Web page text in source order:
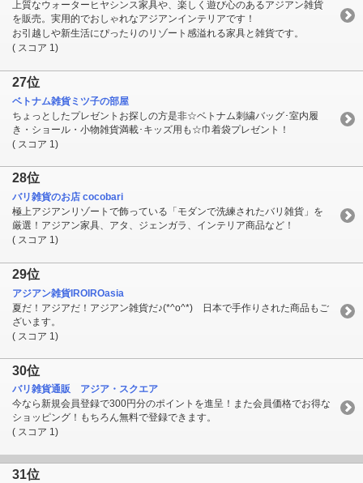
上質なウォーターヒヤシンス家具や、楽しく遊び心のあるアジアン雑貨
を販売。実用的でおしゃれなアジアンインテリアです！
お引越しや新生活にぴったりのリゾート感溢れる家具と雑貨です。
( スコア 1)
27位
ベトナム雑貨ミツ子の部屋
ちょっとしたプレゼントお探しの方是非☆ベトナム刺繍バッグ･室内履
き・ショール・小物雑貨満載･キッズ用も☆巾着袋プレゼント！
( スコア 1)
28位
バリ雑貨のお店 cocobari
極上アジアンリゾートで飾っている「モダンで洗練されたバリ雑貨」を
厳選！アジアン家具、アタ、ジェンガラ、インテリア商品など！
( スコア 1)
29位
アジアン雑貨IROIROasia
夏だ！アジアだ！アジアン雑貨だ♪(*^o^*) 日本で手作りされた商品もご
ざいます。
( スコア 1)
30位
バリ雑貨通販 アジア・スクエア
今なら新規会員登録で300円分のポイントを進呈！また会員価格でお得な
ショッピング！もちろん無料で登録できます。
( スコア 1)
31位